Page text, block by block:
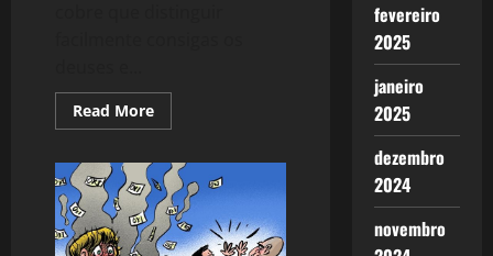
Read MoreRead
more
Nexos
e
Acasos
Poéticos.
fevereiro
2025
janeiro
2025
dezembro
2024
novembro